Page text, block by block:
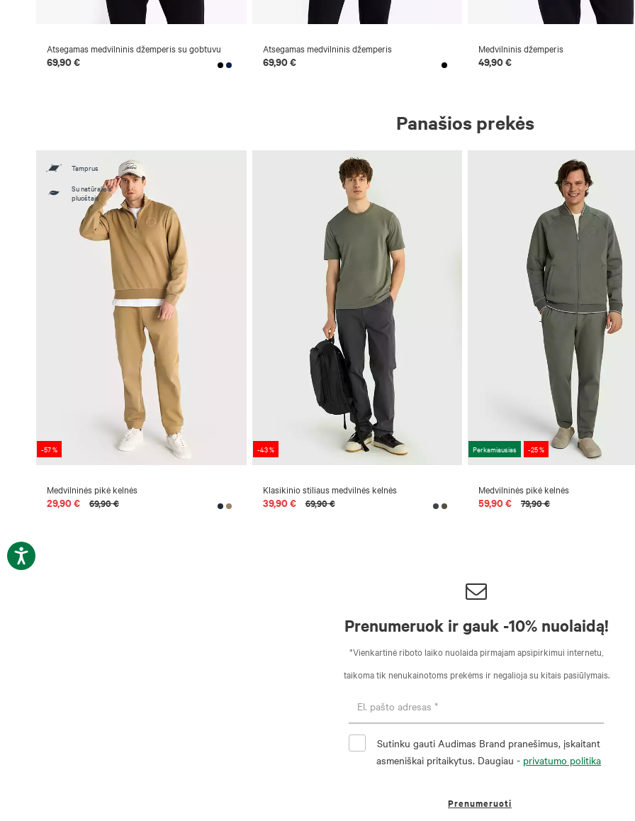
Atsegamas medvilninis džemperis su gobtuvu
69,90 €
Atsegamas medvilninis džemperis
69,90 €
Medvilninis džemperis
49,90 €
Panašios prekės
Tamprus
Su natūraliais
pluoštais
-57 %
Medvilninės pikė kelnės
29,90 € 69,90 €
-43 %
Klasikinio stiliaus medvilnės kelnės
39,90 € 69,90 €
Perkamiausias -25 %
Medvilninės pikė kelnės
59,90 € 79,90 €
Prenumeruok ir gauk -10% nuolaidą!
*Vienkartinė riboto laiko nuolaida pirmajam apsipirkimui internetu,
taikoma tik nenukainotoms prekėms ir negalioja su kitais pasiūlymais.
Sutinku gauti Audimas Brand pranešimus, įskaitant
asmeniškai pritaikytus. Daugiau - privatumo politika
Prenumeruoti